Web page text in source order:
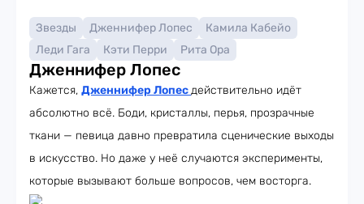
Звезды Дженнифер Лопес
Камила Кабейо
Леди Гага
Кэти Перри Рита Ора
Дженнифер Лопес
Кажется, Дженнифер Лопесдействительно идёт
абсолютно всё. Боди, кристаллы, перья, прозрачные
ткани — певица давно превратила сценические выходы
в искусство. Но даже у неё случаются эксперименты,
которые вызывают больше вопросов, чем восторга.